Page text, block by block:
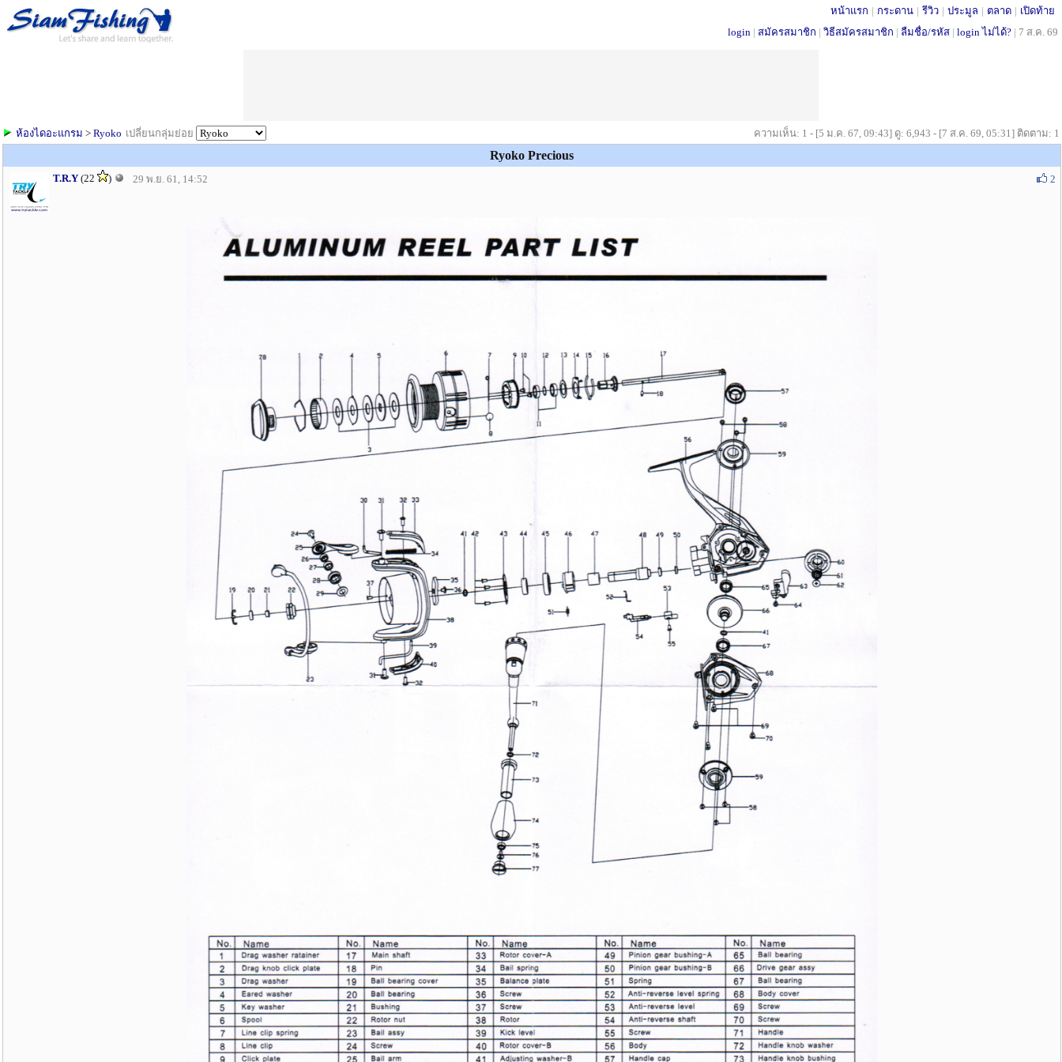
หน้าแรก | กระดาน | รีวิว | ประมูล | ตลาด | เปิดท้าย
login | สมัครสมาชิก | วิธีสมัครสมาชิก | ลืมชื่อ/รหัส | login ไม่ได้? | 7 ส.ค. 69
เปลี่ยนกลุ่มย่อย
ห้องไดอะแกรม > Ryoko ความเห็น: 1 - [5 ม.ค. 67, 09:43] ดู: 6,943 - [7 ส.ค. 69, 05:31] ติดตาม: 1
Ryoko Precious
T.R.Y (22 ) 29 พ.ย. 61, 14:52 2